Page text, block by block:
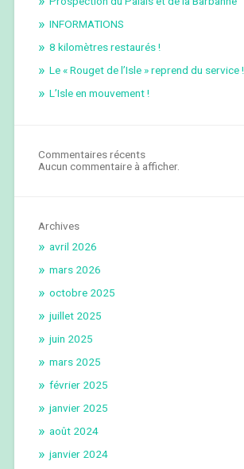
INFORMATIONS
8 kilomètres restaurés !
Le « Rouget de l’Isle » reprend du service !
L’Isle en mouvement !
Commentaires récents
Aucun commentaire à afficher.
Archives
avril 2026
mars 2026
octobre 2025
juillet 2025
juin 2025
mars 2025
février 2025
janvier 2025
août 2024
janvier 2024